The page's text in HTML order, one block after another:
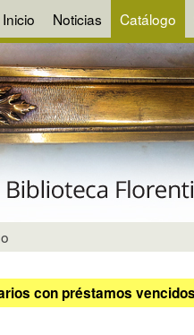
Inicio Noticias Catálogo
con préstamos